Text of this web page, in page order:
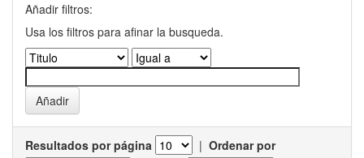
Añadir filtros:
Usa los filtros para afinar la busqueda.
Resultados por página | Ordenar por